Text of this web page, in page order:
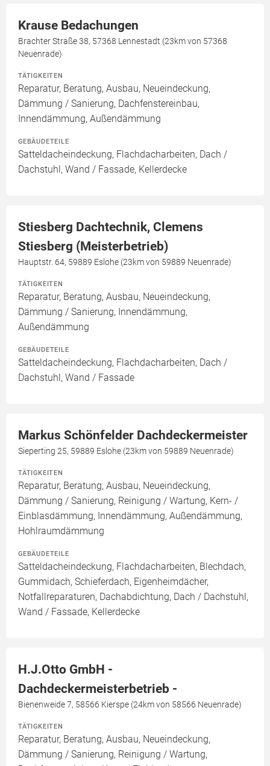
Krause Bedachungen
Brachter Straße 38, 57368 Lennestadt (23km von 57368
Neuenrade)
TÄTIGKEITEN
Reparatur, Beratung, Ausbau, Neueindeckung,
Dämmung / Sanierung, Dachfenstereinbau,
Innendämmung, Außendämmung
GEBÄUDETEILE
Satteldacheindeckung, Flachdacharbeiten, Dach /
Dachstuhl, Wand / Fassade, Kellerdecke
Stiesberg Dachtechnik, Clemens
Stiesberg (Meisterbetrieb)
Hauptstr. 64, 59889 Eslohe (23km von 59889 Neuenrade)
TÄTIGKEITEN
Reparatur, Beratung, Ausbau, Neueindeckung,
Dämmung / Sanierung, Innendämmung,
Außendämmung
GEBÄUDETEILE
Satteldacheindeckung, Flachdacharbeiten, Dach /
Dachstuhl, Wand / Fassade
Markus Schönfelder Dachdeckermeister
Sieperting 25, 59889 Eslohe (23km von 59889 Neuenrade)
TÄTIGKEITEN
Reparatur, Beratung, Ausbau, Neueindeckung,
Dämmung / Sanierung, Reinigung / Wartung, Kern- /
Einblasdämmung, Innendämmung, Außendämmung,
Hohlraumdämmung
GEBÄUDETEILE
Satteldacheindeckung, Flachdacharbeiten, Blechdach,
Gummidach, Schieferdach, Eigenheimdächer,
Notfallreparaturen, Dachabdichtung, Dach / Dachstuhl,
Wand / Fassade, Kellerdecke
H.J.Otto GmbH -
Dachdeckermeisterbetrieb -
Bienenweide 7, 58566 Kierspe (24km von 58566 Neuenrade)
TÄTIGKEITEN
Reparatur, Beratung, Ausbau, Neueindeckung,
Dämmung / Sanierung, Reinigung / Wartung,